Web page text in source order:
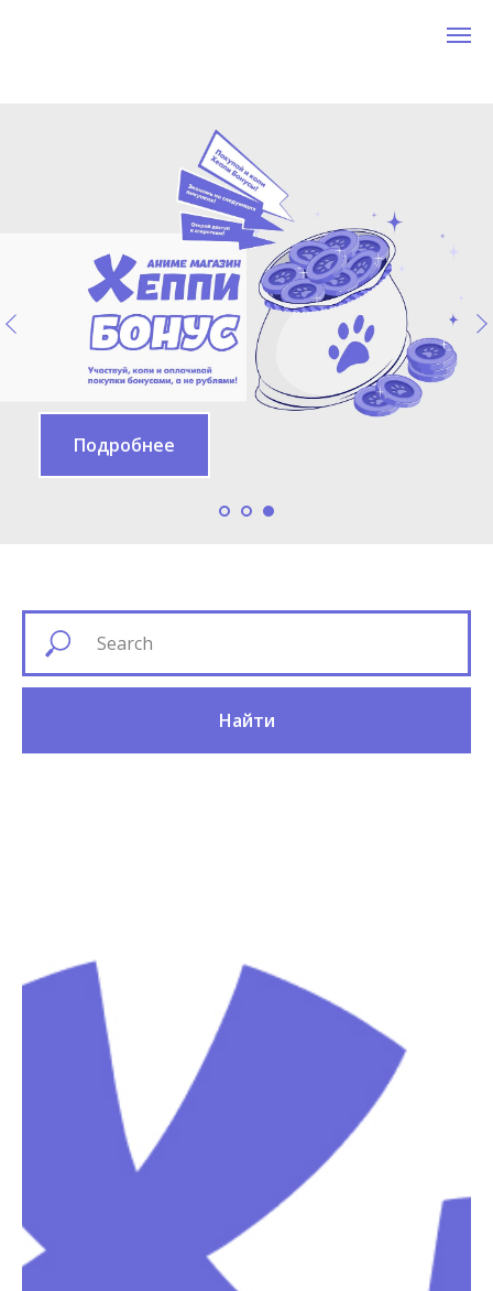
Подробнее
Найти